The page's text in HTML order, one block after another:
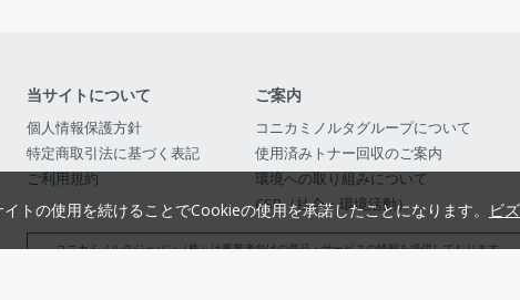
当サイトについて
個人情報保護方針
特定商取引法に基づく表記
ご利用規約
ご案内
コニカミノルタグループについて
使用済みトナー回収のご案内
環境への取り組みについて
CSR（社会・環境活動）
コニカミノルタジャパン（株）は事業者向けの商品・サービスの情報を提供しております
トの使用を続けることでCookieの使用を承諾したことになります。 ビ